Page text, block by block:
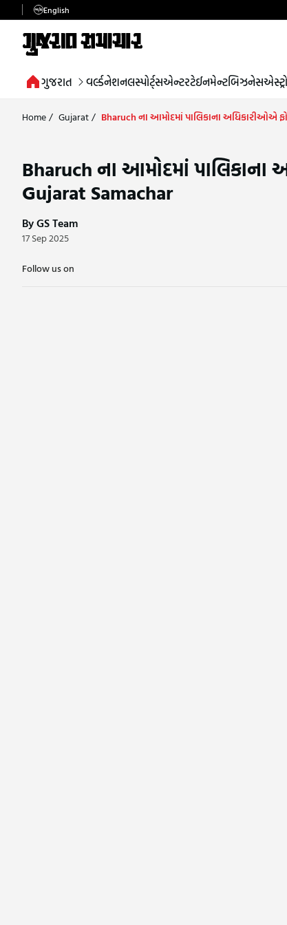
English
ગુજરાત વર્લ્ડનેશનલસ્પોર્ટ્સએન્ટરટેઈનમેન્ટબિઝનેસ
Home/ Gujarat/ Bharuch ના આમોદમાં પાલિકાના અધિકારીઓએ
Bharuch ના આમોદમાં પાલિકાના
Gujarat Samachar
By GS Team
17 Sep 2025
Follow us on